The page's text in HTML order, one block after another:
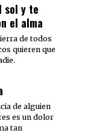
sol y te
el alma
de todos
quieren que
de alguien
es un dolor
tan